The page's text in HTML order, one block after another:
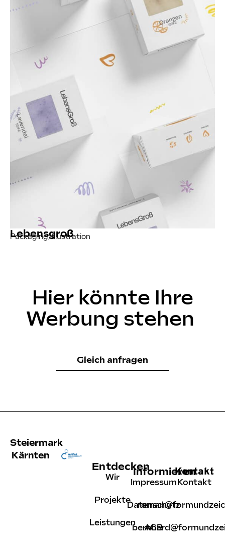
Lebensgroß
Packaging, Illustration
Hier könnte Ihre
Werbung stehen
Gleich anfragen
Steiermark
Kärnten
Entdecken
Wir
Projekte
Leistungen
Informieren
Impressum
Datenschutz
AGB
Kontakt
Kontakt